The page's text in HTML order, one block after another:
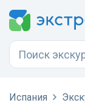
Испания